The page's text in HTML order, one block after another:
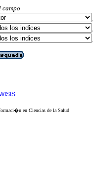
campo
en Ciencias de la Salud